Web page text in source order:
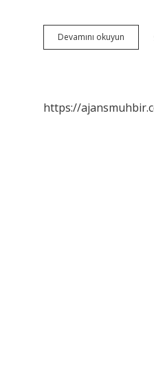
Devamını okuyun
Nasıl
https://